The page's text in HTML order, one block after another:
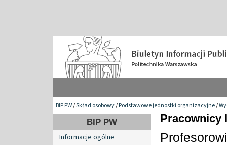
BIP PW/Skład osobowy/Podstawowe jednostki organizacyjne/
BIP PW
Informacje ogólne
Pracownicy